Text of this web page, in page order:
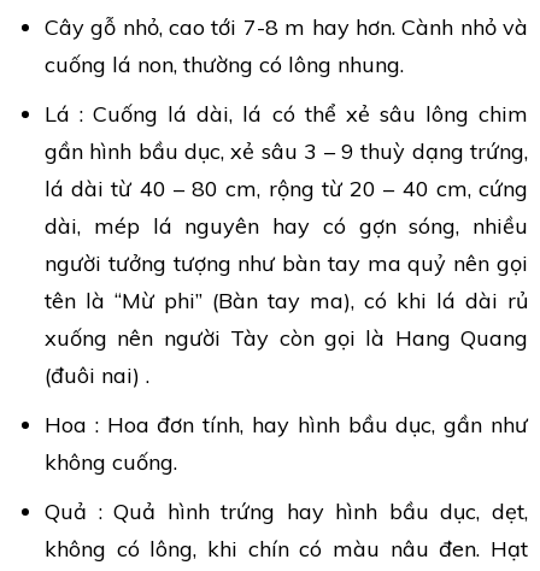
Cây gỗ nhỏ, cao tới 7-8 m hay hơn. Cành nhỏ và
cuống lá non, thường có lông nhung.
Lá : Cuống lá dài, lá có thể xẻ sâu lông chim
gần hình bầu dục, xẻ sâu 3 – 9 thuỳ dạng trứng,
lá dài từ 40 – 80 cm, rộng từ 20 – 40 cm, cứng
dài, mép lá nguyên hay có gợn sóng, nhiều
người tưởng tượng như bàn tay ma quỷ nên gọi
tên là “Mừ phi” (Bàn tay ma), có khi lá dài rủ
xuống nên người Tày còn gọi là Hang Quang
(đuôi nai) .
Hoa : Hoa đơn tính, hay hình bầu dục, gần như
không cuống.
Quả : Quả hình trứng hay hình bầu dục, dẹt,
không có lông, khi chín có màu nâu đen. Hạt